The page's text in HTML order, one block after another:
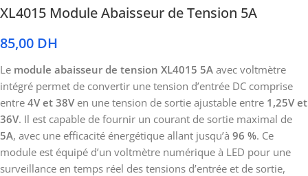
XL4015 Module Abaisseur de Tension 5A
85,00 DH
Le module abaisseur de tension XL4015 5A avec voltmètre
intégré permet de convertir une tension d’entrée DC comprise
entre 4V et 38Ven une tension de sortie ajustable entre 1,25V et
36V. Il est capable de fournir un courant de sortie maximal de
5A, avec une efficacité énergétique allant jusqu’à 96 %. Ce
module est équipé d’un voltmètre numérique à LED pour une
surveillance en temps réel des tensions d’entrée et de sortie,